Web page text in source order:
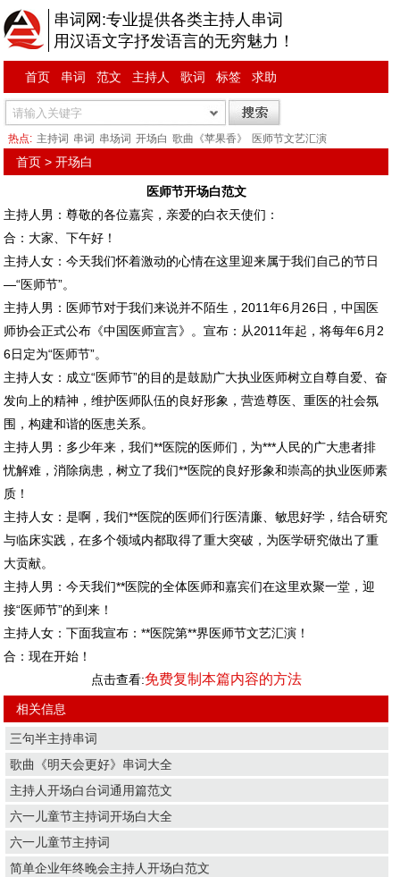
串词网:专业提供各类主持人串词
用汉语文字抒发语言的无穷魅力！
首页 串词 范文 主持人 歌词 标签 求助
热点: 主持词 串词 串场词 开场白 歌曲《苹果香》 医师节文艺汇演
首页 >开场白
医师节开场白范文
主持人男：尊敬的各位嘉宾，亲爱的白衣天使们：
合：大家、下午好！
主持人女：今天我们怀着激动的心情在这里迎来属于我们自己的节日
—“医师节”。
主持人男：医师节对于我们来说并不陌生，2011年6月26日，中国医
师协会正式公布《中国医师宣言》。宣布：从2011年起，将每年6月2
6日定为“医师节”。
主持人女：成立“医师节”的目的是鼓励广大执业医师树立自尊自爱、奋
发向上的精神，维护医师队伍的良好形象，营造尊医、重医的社会氛
围，构建和谐的医患关系。
主持人男：多少年来，我们**医院的医师们，为***人民的广大患者排
忧解难，消除病患，树立了我们**医院的良好形象和崇高的执业医师素
质！
主持人女：是啊，我们**医院的医师们行医清廉、敏思好学，结合研究
与临床实践，在多个领域内都取得了重大突破，为医学研究做出了重
大贡献。
主持人男：今天我们**医院的全体医师和嘉宾们在这里欢聚一堂，迎
接“医师节”的到来！
主持人女：下面我宣布：**医院第**界医师节文艺汇演！
合：现在开始！
点击查看:免费复制本篇内容的方法
相关信息
三句半主持串词
歌曲《明天会更好》串词大全
主持人开场白台词通用篇范文
六一儿童节主持词开场白大全
六一儿童节主持词
简单企业年终晚会主持人开场白范文